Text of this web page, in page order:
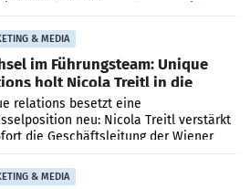
& MEDIA
im Führungsteam: Unique
holt Nicola Treitl in die
relations besetzt eine
neu: Nicola Treitl verstärkt
die Geschäftsleitung der Wiener
an der Seite von Josef Kalina und
Mahr.
& MEDIA